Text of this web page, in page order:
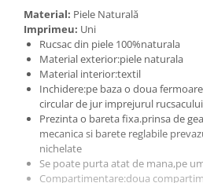
Material: Piele Naturală
Imprimeu: Uni
Rucsac din piele 100%naturala
Material exterior:piele naturala
Material interior:textil
Inchidere:pe baza o doua
circular de jur imprejurul rucsacului
Prezinta o bareta fixa.prinsa de
mecanica si barete reglabile
nichelate
Se poate purta atat de mana,pe
Compartimentare:doua